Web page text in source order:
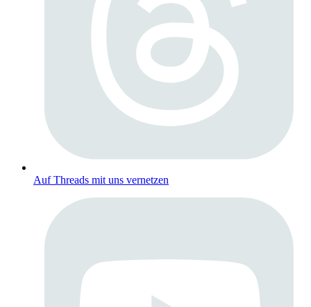
Auf Threads mit uns vernetzen